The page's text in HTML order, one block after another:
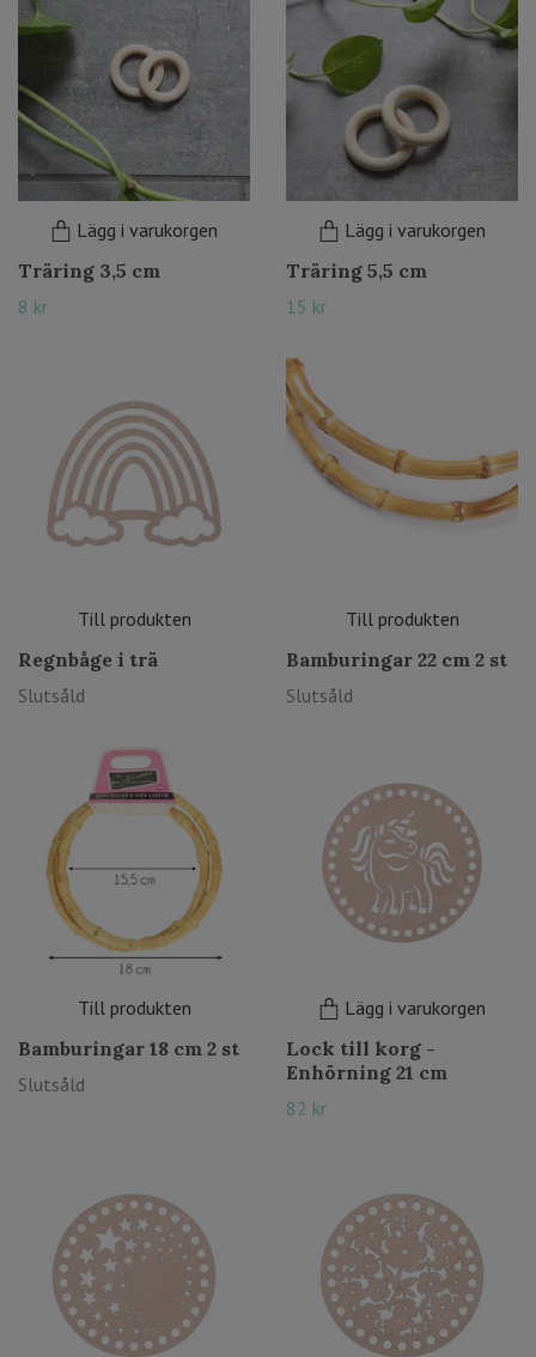
Lägg i varukorgen
Träring 3,5 cm
8 kr
Lägg i varukorgen
Träring 5,5 cm
15 kr
Till produkten
Regnbåge i trä
Slutsåld
Till produkten
Bamburingar 22 cm 2 st
Slutsåld
Till produkten
Bamburingar 18 cm 2 st
Slutsåld
Lägg i varukorgen
Lock till korg -
Enhörning 21 cm
82 kr